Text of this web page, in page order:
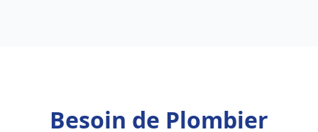
Besoin de Plombier